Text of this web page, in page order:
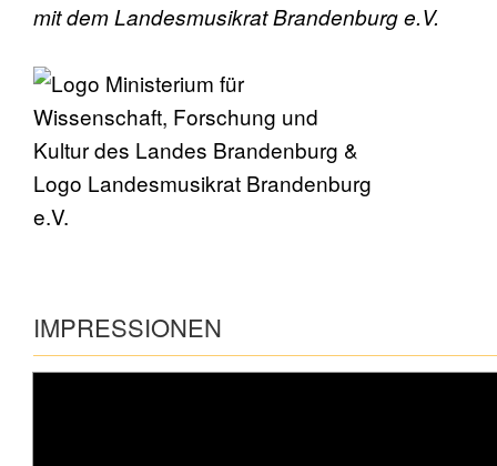
mit dem Landesmusikrat Brandenburg e.V.
IMPRESSIONEN